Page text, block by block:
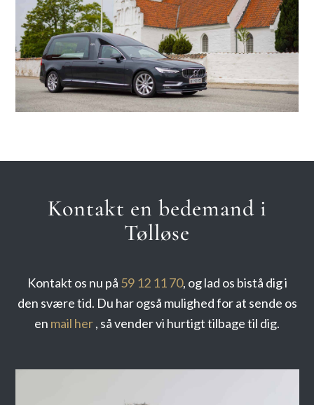
Kontakt en bedemand i
Tølløse
Kontakt os nu på 59 12 11 70, og lad os bistå dig i
den svære tid. Du har også mulighed for at sende os
en mail her, så vender vi hurtigt tilbage til dig.